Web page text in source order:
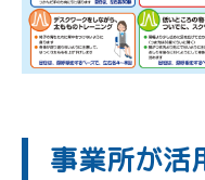
事業所が活